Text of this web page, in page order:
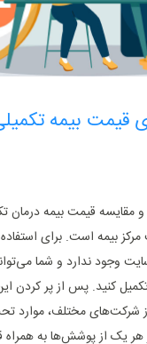
قیمت بیمه
و مقایسه قیمت بیمه درمان
مرکز بیمه است. برای
وجود ندارد و شما
تکمیل کنید. پس از پر کردن
شرکت‌های مختلف،
یک از پوشش‌ها به